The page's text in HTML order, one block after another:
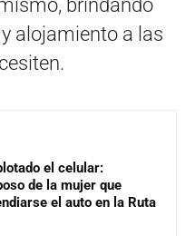
brindando
alojamiento a las
el celular:
de la mujer que
el auto en la Ruta